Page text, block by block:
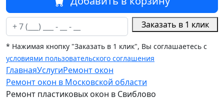
Заказать в 1 клик
* Нажимая кнопку "Заказать в 1 клик", Вы соглашаетесь с
условиями пользовательского соглашения
ГлавнаяУслугиРемонт окон
Ремонт окон в Московской области
Ремонт пластиковых окон в Свиблово